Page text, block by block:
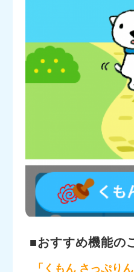
■おすすめ機能の
「くもん さっぷりん